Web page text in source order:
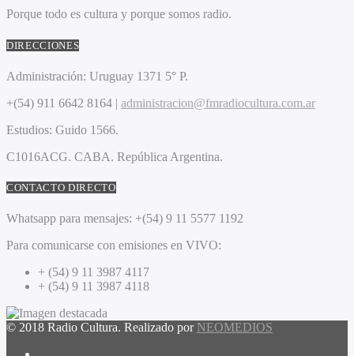
Porque todo es cultura y porque somos radio.
DIRECCIONES
Administración: Uruguay 1371 5° P.
+(54) 911 6642 8164 | administracion@fmradiocultura.com.ar
Estudios: Guido 1566.
C1016ACG. CABA. República Argentina.
CONTACTO DIRECTO
Whatsapp para mensajes: +(54) 9 11 5577 1192
Para comunicarse con emisiones en VIVO:
+ (54) 9 11 3987 4117
+ (54) 9 11 3987 4118
© 2018 Radio Cultura. Realizado por NEOMEDIOS